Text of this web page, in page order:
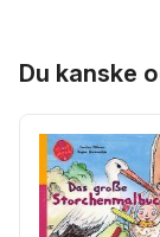
Du kanske